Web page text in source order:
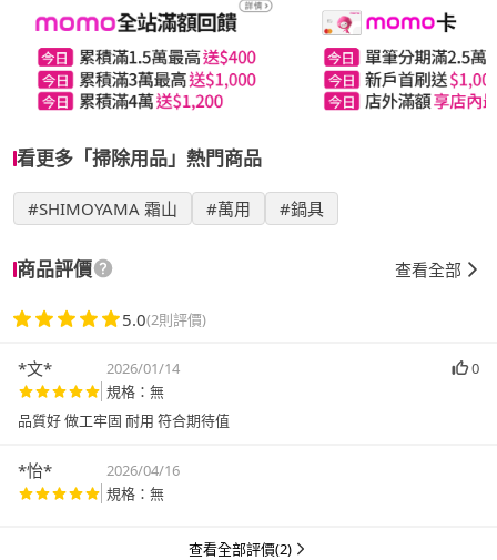
看更多「掃除用品」熱門商品
#SHIMOYAMA 霜山 #萬用 #鍋具
商品評價 查看全部
5.0(2則評價)
*文* 2026/01/14
0
規格：無
品質好 做工牢固 耐用 符合期待值
*怡*
2026/04/16
規格：無
查看全部評價(2)